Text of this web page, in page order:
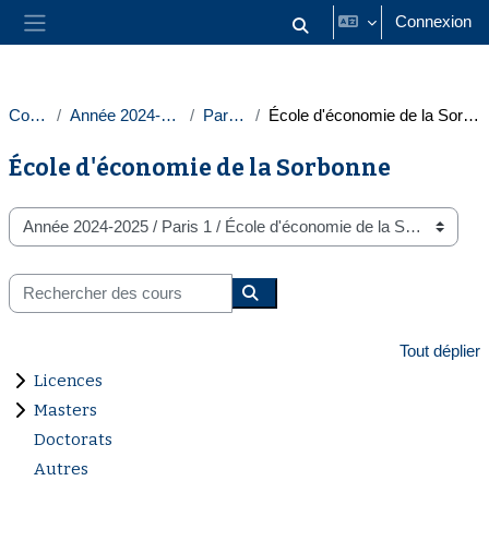
Panneau latéral Activer/désactiver la saisie
Connexion
Cours Année 2024-2025 Paris 1 École d'économie de la Sorbonne
École d'économie de la Sorbonne
Catégories de cours
Rechercher des cours
Tout déplier
Licences
Masters
Doctorats
Autres